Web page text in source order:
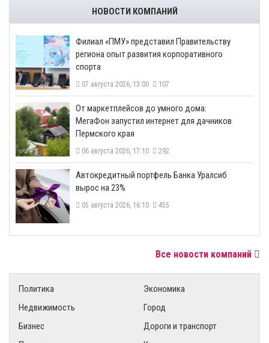
НОВОСТИ КОМПАНИЙ
​Филиал «ПМУ» представил Правительству
региона опыт развития корпоративного
спорта
07 августа 2026, 13:00 107
От маркетплейсов до умного дома:
МегаФон запустил интернет для дачников
Пермского края
06 августа 2026, 17:10 292
​Автокредитный портфель Банка Уралсиб
вырос на 23%
05 августа 2026, 16:10 455
Все новости компаний
Политика
Экономика
Недвижимость
Город
Бизнес
Дороги и транспорт